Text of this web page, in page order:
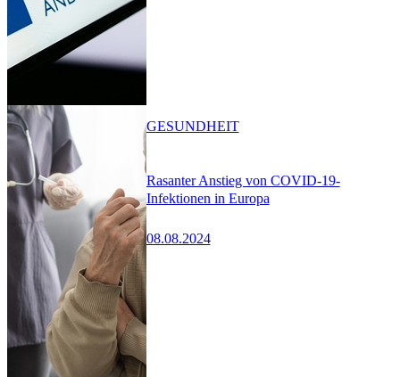
Rasanter Anstieg von COVID-19-
Infektionen in Europa
08.08.2024
GESUNDHEIT